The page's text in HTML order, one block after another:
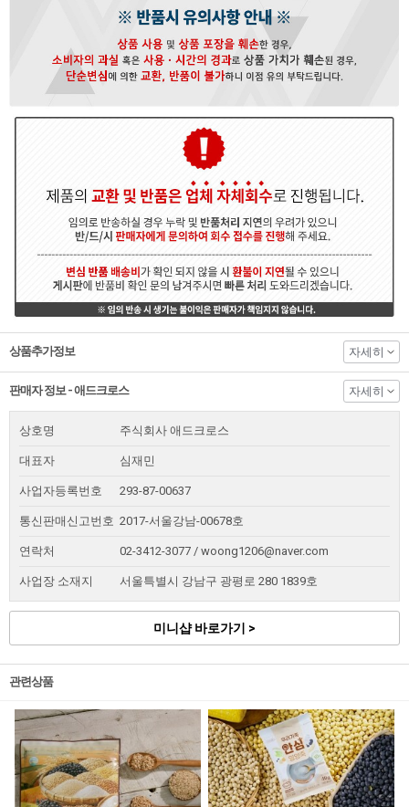
상품추가정보 자세히
판매자 정보 - 애드크로스 자세히
상호명 주식회사 애드크로스
대표자 심재민
사업자등록번호 293-87-00637
통신판매신고번호 2017-서울강남-00678호
연락처 02-3412-3077 / woong1206@naver.com
사업장 소재지 서울특별시 강남구 광평로 280 1839호
미니샵 바로가기 >
관련상품